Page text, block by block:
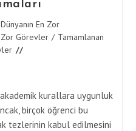
Dünyanın En Zor
Zor Görevler / Tamamlanan
kurallara uygunluk
birçok öğrenci bu
tezlerinin kabul edilmesini